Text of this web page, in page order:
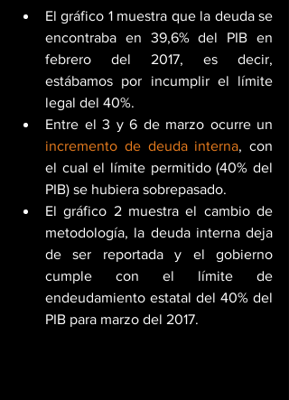
El gráfico 1 muestra que la deuda se
encontraba en 39,6% del PIB en
febrero del 2017, es decir,
estábamos por incumplir el límite
legal del 40%.
Entre el 3 y 6 de marzo ocurre un
incremento de deuda interna, con
el cual el límite permitido (40% del
PIB) se hubiera sobrepasado.
El gráfico 2 muestra el cambio de
metodología, la deuda interna deja
de ser reportada y el gobierno
cumple con el límite de
endeudamiento estatal del 40% del
PIB para marzo del 2017.